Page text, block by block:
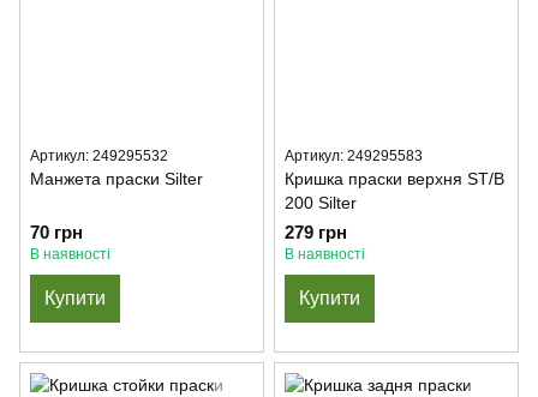
Артикул: 249295532
Манжета праски Silter
70 грн
В наявності
Купити
Артикул: 249295583
Кришка праски верхня ST/B
200 Silter
279 грн
В наявності
Купити